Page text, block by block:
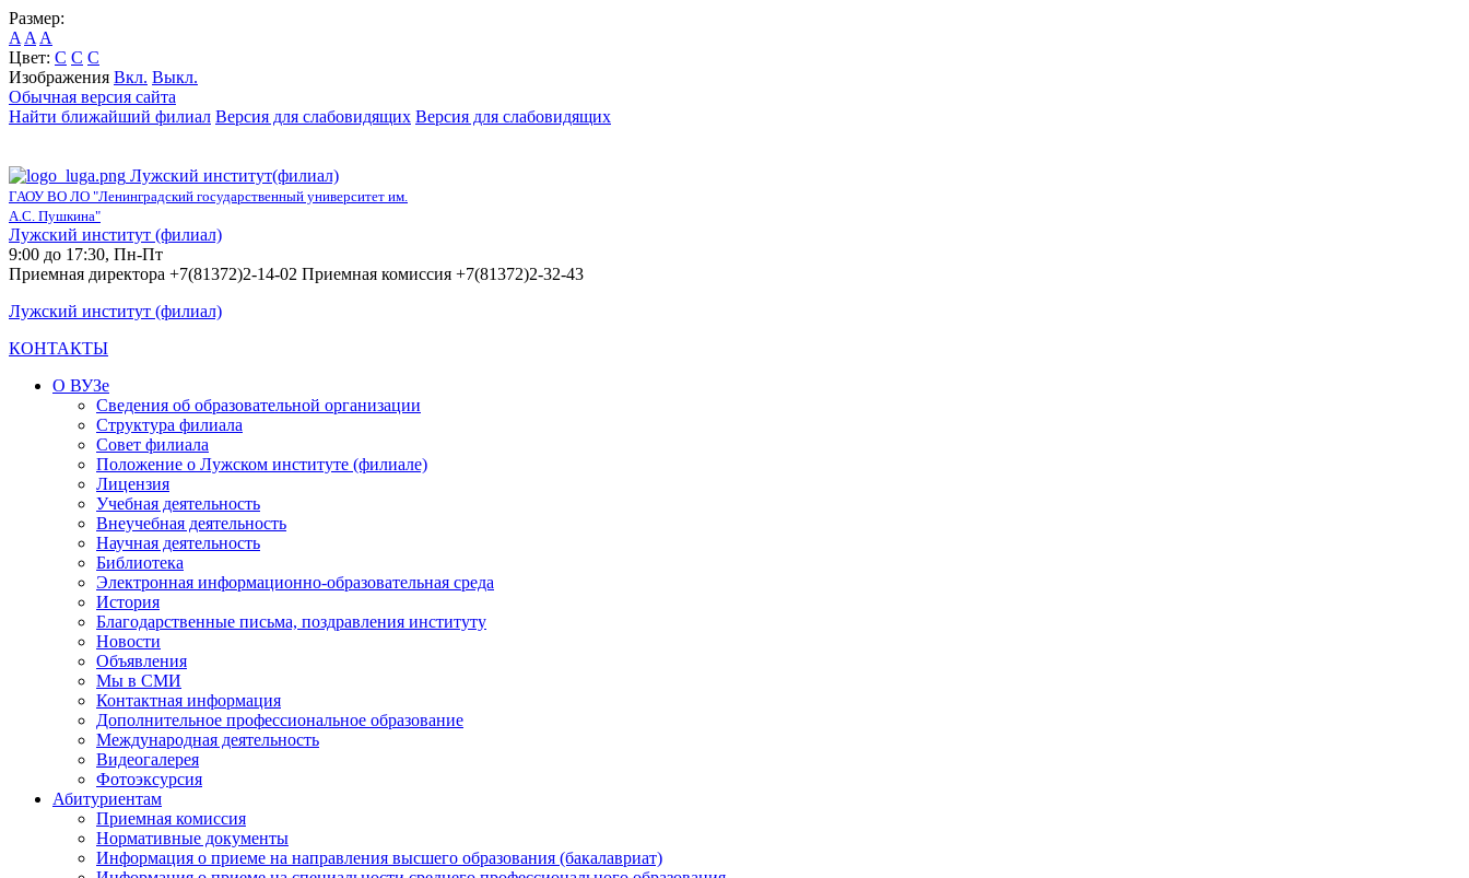
Размер:
A A A
Цвет: C C C
Изображения Вкл. Выкл.
Обычная версия сайта
Найти ближайший филиал Версия для слабовидящих Версия для слабовидящих
Лужский институт(филиал)
ГАОУ ВО ЛО "Ленинградский государственный университет им.
А.С. Пушкина"
Лужский институт (филиал)
9:00 до 17:30, Пн-Пт
Приемная директора +7(81372)2-14-02 Приемная комиссия +7(81372)2-32-43
Лужский институт (филиал)
КОНТАКТЫ
О ВУЗе
Сведения об образовательной организации
Структура филиала
Совет филиала
Положение о Лужском институте (филиале)
Лицензия
Учебная деятельность
Внеучебная деятельность
Научная деятельность
Библиотека
Электронная информационно-образовательная среда
История
Благодарственные письма, поздравления институту
Новости
Объявления
Мы в СМИ
Контактная информация
Дополнительное профессиональное образование
Международная деятельность
Видеогалерея
Фотоэксурсия
Абитуриентам
Приемная комиссия
Нормативные документы
Информация о приеме на направления высшего образования (бакалавриат)